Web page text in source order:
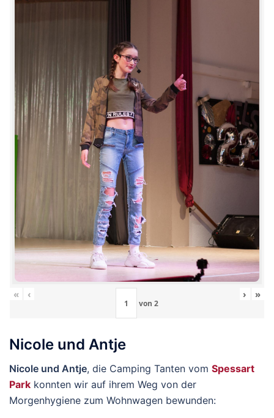
« ‹
von 2
› »
Nicole und Antje
Nicole und Antje, die Camping Tanten vom Spessart
Park konnten wir auf ihrem Weg von der
Morgenhygiene zum Wohnwagen bewunden: